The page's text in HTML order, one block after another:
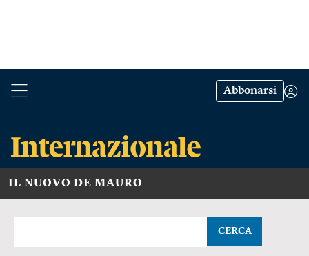
Abbonarsi
IL NUOVO DE MAURO
CERCA